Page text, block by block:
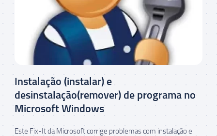
Instalação (instalar) e
desinstalação(remover) de programa no
Microsoft Windows
Este Fix-It da Microsoft corrige problemas com instalação e